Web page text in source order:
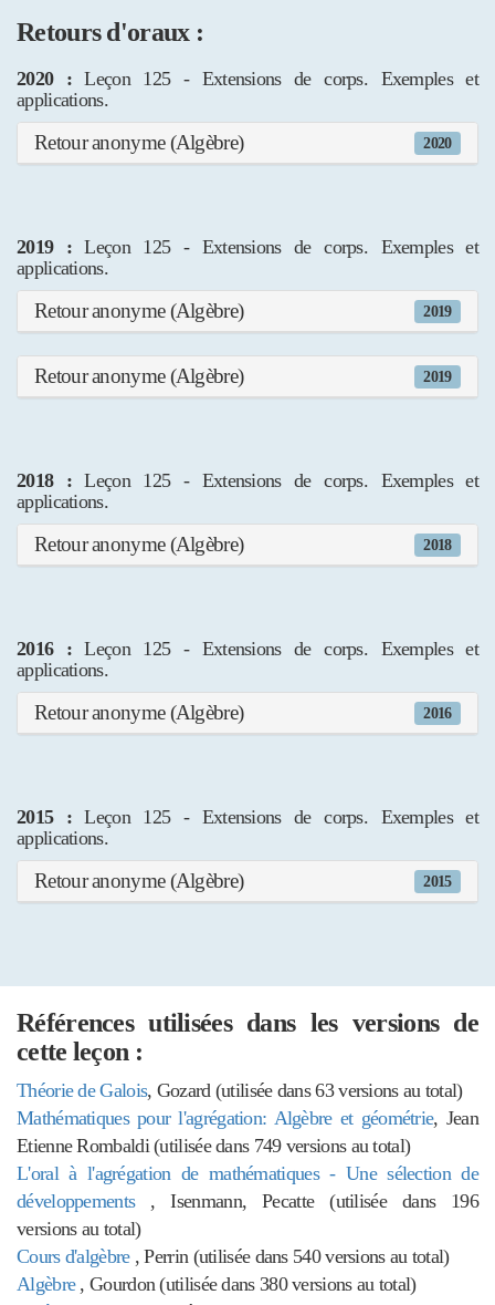
Retours d'oraux :
2020 : Leçon 125 - Extensions de corps. Exemples et
applications.
2020
Retour anonyme (Algèbre)
2019 : Leçon 125 - Extensions de corps. Exemples et
applications.
2019
Retour anonyme (Algèbre)
2019
Retour anonyme (Algèbre)
2018 : Leçon 125 - Extensions de corps. Exemples et
applications.
2018
Retour anonyme (Algèbre)
2016 : Leçon 125 - Extensions de corps. Exemples et
applications.
2016
Retour anonyme (Algèbre)
2015 : Leçon 125 - Extensions de corps. Exemples et
applications.
2015
Retour anonyme (Algèbre)
Références utilisées dans les versions de
cette leçon :
Théorie de Galois, Gozard (utilisée dans 63 versions au total)
Mathématiques pour l'agrégation: Algèbre et géométrie, Jean
Etienne Rombaldi (utilisée dans 749 versions au total)
L'oral à l'agrégation de mathématiques - Une sélection de
développements , Isenmann, Pecatte (utilisée dans 196
versions au total)
Cours d'algèbre , Perrin (utilisée dans 540 versions au total)
Algèbre , Gourdon (utilisée dans 380 versions au total)